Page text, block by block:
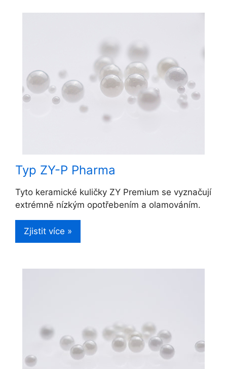
Typ ZY-P Pharma
Tyto keramické kuličky ZY Premium se vyznačují
extrémně nízkým opotřebením a olamováním.
Zjistit více »